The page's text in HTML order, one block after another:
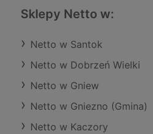
Sklepy Netto w:
Netto w Santok
Netto w Dobrzeń Wielki
Netto w Gniew
Netto w Gniezno (Gmina)
Netto w Kaczory